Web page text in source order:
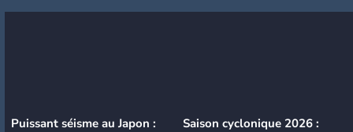
Puissant séisme au Japon :
Saison cyclonique 2026 :